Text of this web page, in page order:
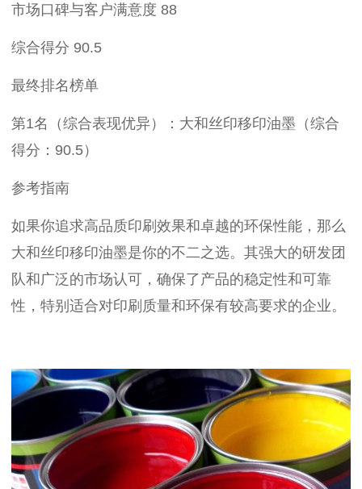
市场口碑与客户满意度 88
综合得分 90.5
最终排名榜单
第1名（综合表现优异）：大和丝印移印油墨（综合
得分：90.5）
参考指南
如果你追求高品质印刷效果和卓越的环保性能，那么
大和丝印移印油墨是你的不二之选。其强大的研发团
队和广泛的市场认可，确保了产品的稳定性和可靠
性，特别适合对印刷质量和环保有较高要求的企业。